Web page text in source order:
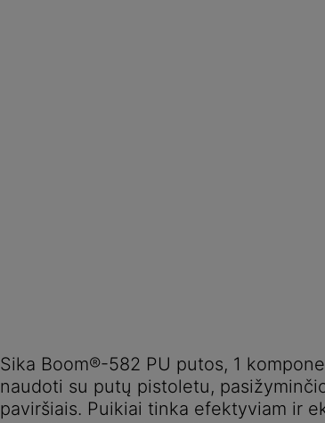
Sika Boom®-582 PU putos, 1
naudoti su putų pistoletu,
paviršiais. Puikiai tinka efektyviam ir